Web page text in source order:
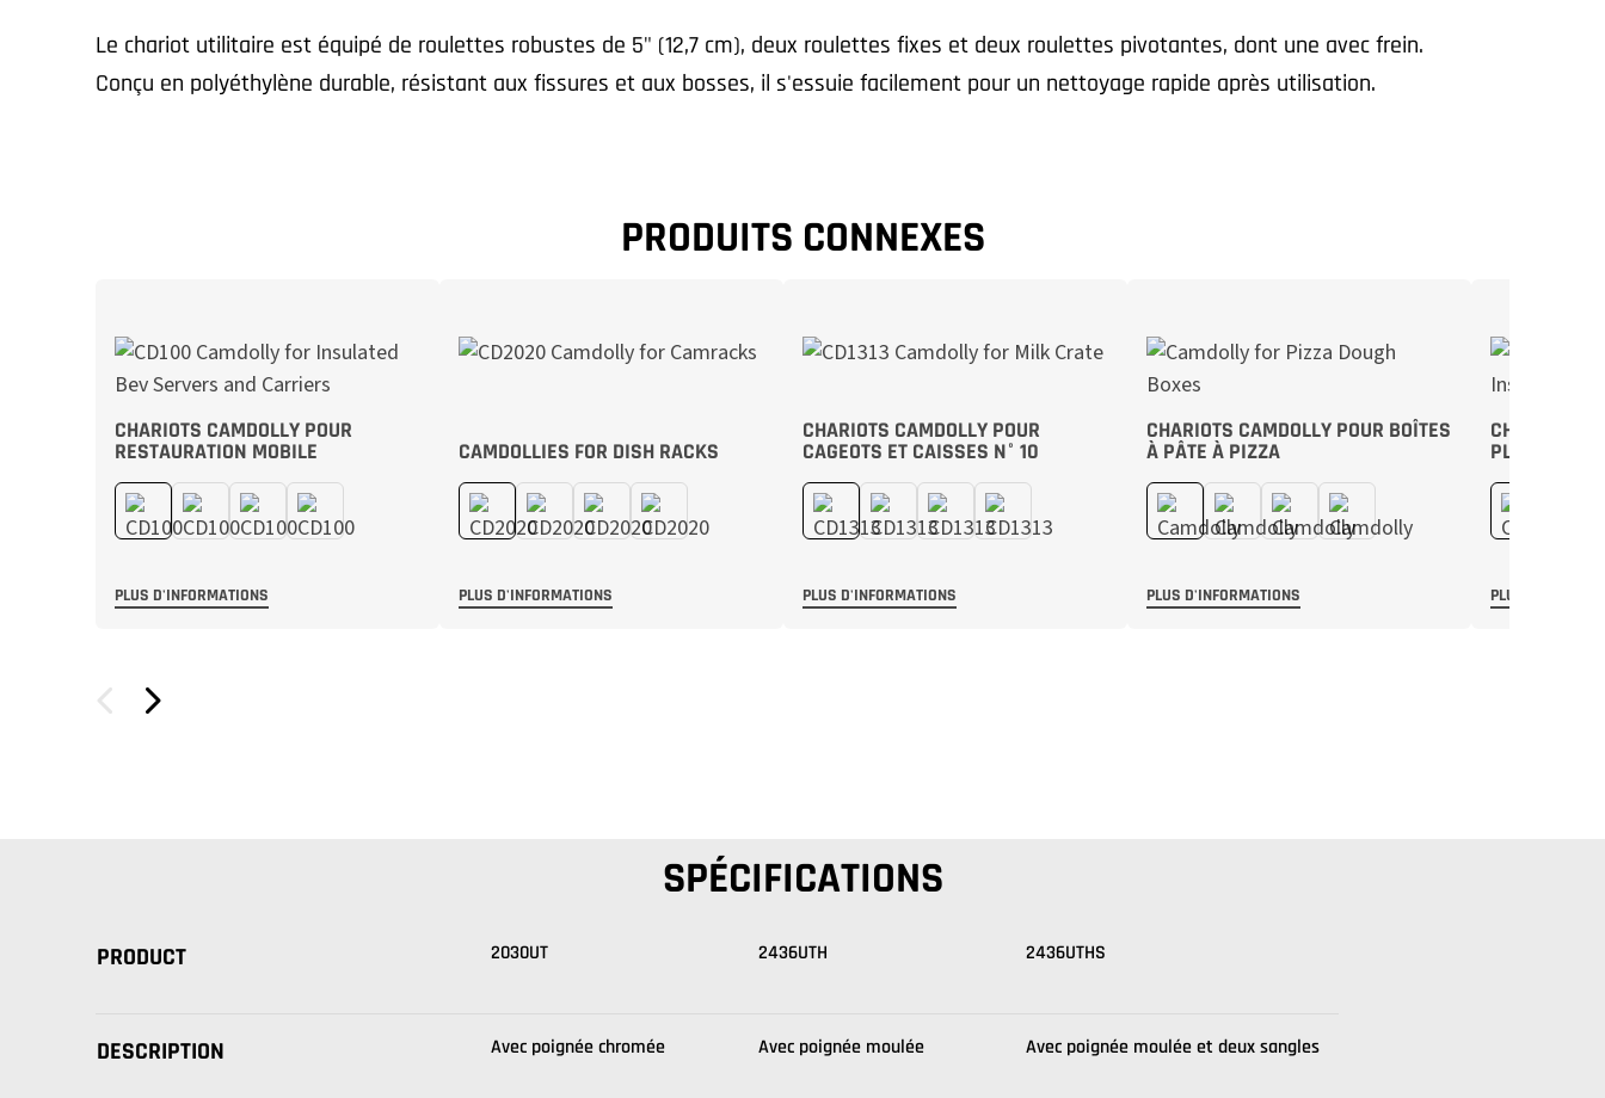
Le chariot utilitaire est équipé de roulettes robustes de 5" (12,7 cm), deux roulettes fixes et deux roulettes pivotantes, dont une avec frein.
Conçu en polyéthylène durable, résistant aux fissures et aux bosses, il s'essuie facilement pour un nettoyage rapide après utilisation.
PRODUITS CONNEXES
CHARIOTS CAMDOLLY POUR
RESTAURATION MOBILE
PLUS D'INFORMATIONS
CAMDOLLIES FOR DISH RACKS
PLUS D'INFORMATIONS
CHARIOTS CAMDOLLY POUR
CAGEOTS ET CAISSES N° 10
PLUS D'INFORMATIONS
CHARIOTS CAMDOLLY POUR BOÎTES
À PÂTE À PIZZA
PLUS D'INFORMATIONS
CHARIOTS
PLAQUES ET
PLUS
SPÉCIFICATIONS
PRODUCT 2030UT 2436UTH 2436UTHS
DESCRIPTION Avec poignée chromée Avec poignée moulée Avec poignée moulée et deux sangles